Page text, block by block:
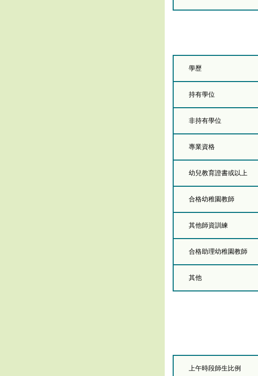
學歷
持有學位
非持有學位
專業資格
幼兒教育證書或以上
合格幼稚園教師
其他師資訓練
合格助理幼稚園教師
其他
上午時段師生比例